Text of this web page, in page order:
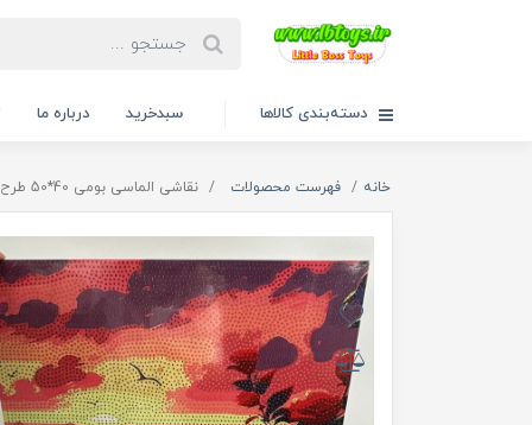
دسته‌بندی کالاها سبدخرید درباره ما
خانه فهرست محصولات نقاشی الماسی بومی 40*50 طرح غروب آفتاب